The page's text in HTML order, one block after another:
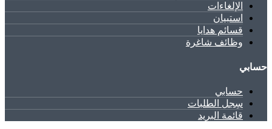
الإلغاءات
استبيان
قسائم هدايا
وظائف شاغرة
حسابي
حسابي
سِجل الطلبات
قائمة البريد